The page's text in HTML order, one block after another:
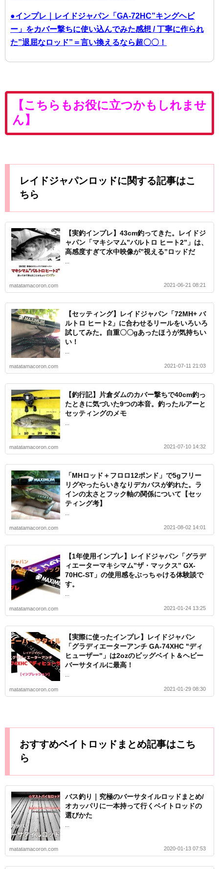
●インプレ｜レイドジャパン「GA-72HC”キングヘビ
ー」をカバー撃ちに使い込んでみた感想 / 丁寧に作られ
た”退屈なロッド”＝言い換えるなら超〇〇！
【こちらもお役に立つかもしれませ
ん】
レイドジャパンロッドに関する記事はこ
ちら
【実釣インプレ】43cm釣ってきた。レイドジ
ャパン「マキシマム”バルトロ ヒート2”」は、
高感度すぎて水中映像が”視える”ロッドだ
matatamacoron.com 2021-06-21 08:21
【セッティング】レイドジャパン「72MH+ バ
ルトロ ヒート2」に合わせるリールをいろいろ
試してみた。自重〇〇gあったほうが気持ちい
い！
matatamacoron.com 2021-07-11 21:03
【釣行記】片倉ダムのカバー撃ちで40cm釣っ
たときに気づいた9つの本音。釣ったルアーと
セッティングのメモ
matatamacoron.com 2021-07-10 14:32
「MHロッド＋フロロ12ポンド」で5gフリー
リグやったらいきなりデカバスが釣れた。ラ
インの太さとフック軸の関係について【セッ
ティング考】
matatamacoron.com 2021-08-02 14:01
【1年使用インプレ】レイドジャパン「グラデ
ィエーターマキシマム”ザ・マックス” GX-
70HC-ST」の使用感をぶっちゃける体験談で
す。
matatamacoron.com 2021-01-24 13:25
【実際に使ったインプレ】レイドジャパン
「グラディエーターアンチ GA-74XHC "ディ
ヒューザー"」は2ozのビッグベイト＆ヘビー
バーサタイルに最高！
matatamacoron.com 2021-01-29 08:30
おすすめベイトロッドまとめ記事はこち
ら
バス釣り｜究極のバーサタイルロッドまとめ/
オカッパリに一本持って行くベイトロッドの
選びかた
matatamacoron.com 2020-01-13 07:53